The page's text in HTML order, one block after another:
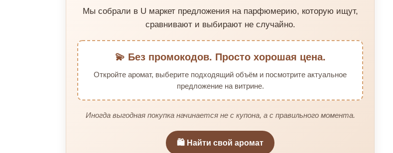
Мы собрали в U маркет предложения на парфюмерию, которую ищут,
сравнивают и выбирают не случайно.
💫 Без промокодов. Просто хорошая цена.
Откройте аромат, выберите подходящий объём и посмотрите актуальное
предложение на витрине.
Иногда выгодная покупка начинается не с купона, а с правильного момента.
🛍️ Найти свой аромат